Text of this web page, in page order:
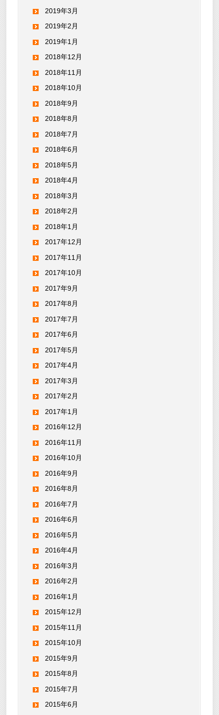
2019年3月
2019年2月
2019年1月
2018年12月
2018年11月
2018年10月
2018年9月
2018年8月
2018年7月
2018年6月
2018年5月
2018年4月
2018年3月
2018年2月
2018年1月
2017年12月
2017年11月
2017年10月
2017年9月
2017年8月
2017年7月
2017年6月
2017年5月
2017年4月
2017年3月
2017年2月
2017年1月
2016年12月
2016年11月
2016年10月
2016年9月
2016年8月
2016年7月
2016年6月
2016年5月
2016年4月
2016年3月
2016年2月
2016年1月
2015年12月
2015年11月
2015年10月
2015年9月
2015年8月
2015年7月
2015年6月